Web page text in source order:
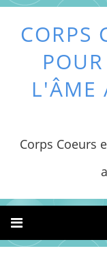
CORPS
L'ÂME
Corps Coeurs